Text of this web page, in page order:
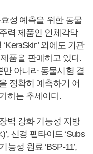
성 예측을 위한 동물
력 제품인 인체각막
외에도 기관
품을 판매하고 있다.
아니라 동물시험 결
정확히 예측하기 어
하는 추세이다.
벽 강화 기능성 지방
신경 펩타이드 ‘Subs
능성 원료 ‘BSP-11’,